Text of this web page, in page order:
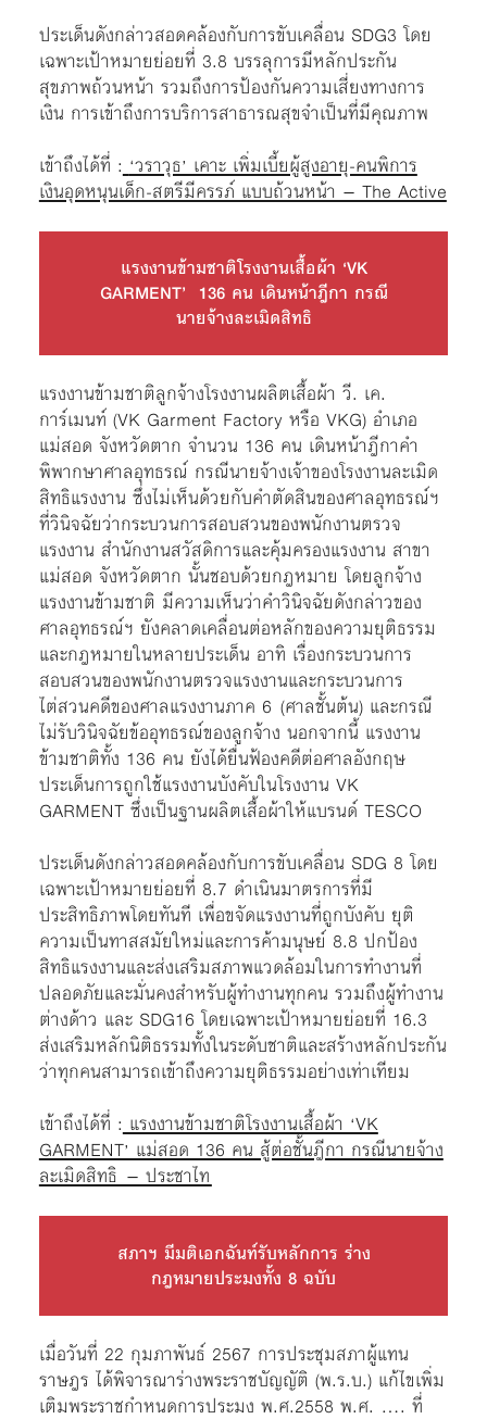
ประเด็นดังกล่าวสอดคล้องกับการขับเคลื่อน SDG3 โดย
เฉพาะเป้าหมายย่อยที่ 3.8 บรรลุการมีหลักประกัน
สุขภาพถ้วนหน้า รวมถึงการป้องกันความเสี่ยงทางการ
เงิน การเข้าถึงการบริการสาธารณสุขจำเป็นที่มีคุณภาพ
เข้าถึงได้ที่ : ‘วราวุธ’ เคาะ เพิ่มเบี้ยผู้สูงอายุ-คนพิการ
เงินอุดหนุนเด็ก-สตรีมีครรภ์ แบบถ้วนหน้า – The Active
แรงงานข้ามชาติโรงงานเสื้อผ้า ‘VK
GARMENT’ 136 คน เดินหน้าฎีกา กรณี
นายจ้างละเมิดสิทธิ
แรงงานข้ามชาติลูกจ้างโรงงานผลิตเสื้อผ้า วี. เค.
การ์เมนท์ (VK Garment Factory หรือ VKG) อำเภอ
แม่สอด จังหวัดตาก จำนวน 136 คน เดินหน้าฎีกาคำ
พิพากษาศาลอุทธรณ์ กรณีนายจ้างเจ้าของโรงงานละเมิด
สิทธิแรงงาน ซึ่งไม่เห็นด้วยกับคำตัดสินของศาลอุทธรณ์ฯ
ที่วินิจฉัยว่ากระบวนการสอบสวนของพนักงานตรวจ
แรงงาน สำนักงานสวัสดิการและคุ้มครองแรงงาน สาขา
แม่สอด จังหวัดตาก นั้นชอบด้วยกฎหมาย โดยลูกจ้าง
แรงงานข้ามชาติ มีความเห็นว่าคำวินิจฉัยดังกล่าวของ
ศาลอุทธรณ์ฯ ยังคลาดเคลื่อนต่อหลักของความยุติธรรม
และกฎหมายในหลายประเด็น อาทิ เรื่องกระบวนการ
สอบสวนของพนักงานตรวจแรงงานและกระบวนการ
ไต่สวนคดีของศาลแรงงานภาค 6 (ศาลชั้นต้น) และกรณี
ไม่รับวินิจฉัยข้ออุทธรณ์ของลูกจ้าง นอกจากนี้ แรงงาน
ข้ามชาติทั้ง 136 คน ยังได้ยื่นฟ้องคดีต่อศาลอังกฤษ
ประเด็นการถูกใช้แรงงานบังคับในโรงงาน VK
GARMENT ซึ่งเป็นฐานผลิตเสื้อผ้าให้แบรนด์ TESCO
ประเด็นดังกล่าวสอดคล้องกับการขับเคลื่อน SDG 8 โดย
เฉพาะเป้าหมายย่อยที่ 8.7 ดำเนินมาตรการที่มี
ประสิทธิภาพโดยทันที เพื่อขจัดแรงงานที่ถูกบังคับ ยุติ
ความเป็นทาสสมัยใหม่และการค้ามนุษย์ 8.8 ปกป้อง
สิทธิแรงงานและส่งเสริมสภาพแวดล้อมในการทำงานที่
ปลอดภัยและมั่นคงสำหรับผู้ทำงานทุกคน รวมถึงผู้ทำงาน
ต่างด้าว และ SDG16 โดยเฉพาะเป้าหมายย่อยที่ 16.3
ส่งเสริมหลักนิติธรรมทั้งในระดับชาติและสร้างหลักประกัน
ว่าทุกคนสามารถเข้าถึงความยุติธรรมอย่างเท่าเทียม
เข้าถึงได้ที่ :แรงงานข้ามชาติโรงงานเสื้อผ้า ‘VK
GARMENT’ แม่สอด 136 คน สู้ต่อชั้นฎีกา กรณีนายจ้าง
ละเมิดสิทธิ – ประชาไท
สภาฯ มีมติเอกฉันท์รับหลักการ ร่าง
กฎหมายประมงทั้ง 8 ฉบับ
เมื่อวันที่ 22 กุมภาพันธ์ 2567 การประชุมสภาผู้แทน
ราษฎร ได้พิจารณาร่างพระราชบัญญัติ (พ.ร.บ.) แก้ไขเพิ่ม
เติมพระราชกำหนดการประมง พ.ศ.2558 พ.ศ. …. ที่